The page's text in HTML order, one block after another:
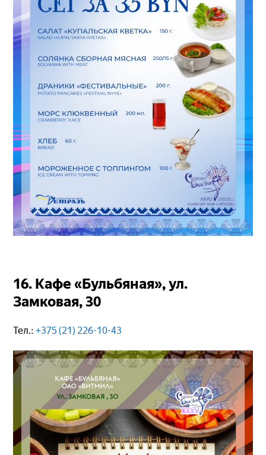
16. Кафе «Бульбяная», ул.
Замковая, 30
Тел.:+375 (21) 226-10-43